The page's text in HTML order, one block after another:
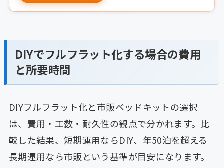
DIYでフルフラット化する場合の費用
と所要時間
DIYフルフラット化と市販ベッドキットの選択
は、費用・工数・耐久性の観点で分かれます。比
較した結果、短期運用ならDIY、年50泊を超える
長期運用なら市販という基準が目安になります。